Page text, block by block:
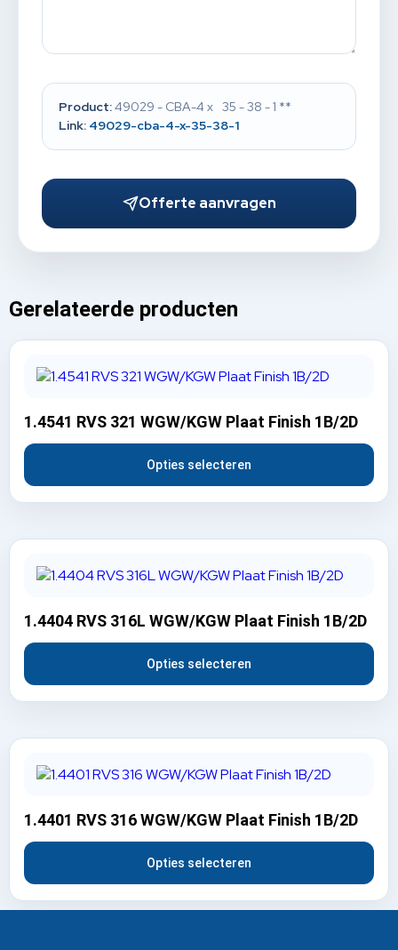
Product:49029 - CBA-4 x 35 - 38 - 1 **
Link: 49029-cba-4-x-35-38-1
Offerte aanvragen
Gerelateerde producten
1.4541 RVS 321 WGW/KGW Plaat Finish 1B/2D
Opties selecteren
1.4404 RVS 316L WGW/KGW Plaat Finish 1B/2D
Opties selecteren
1.4401 RVS 316 WGW/KGW Plaat Finish 1B/2D
Opties selecteren